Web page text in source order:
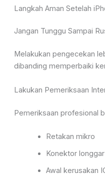
Langkah Aman Setelah
Jangan Tunggu Sampai
Melakukan pengecekan
dibanding memperbaiki
Lakukan Pemeriksaan
Pemeriksaan profesional
Retakan mikro
Konektor longgar
Awal kerusakan